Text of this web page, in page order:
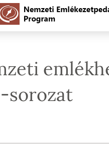
sorozat